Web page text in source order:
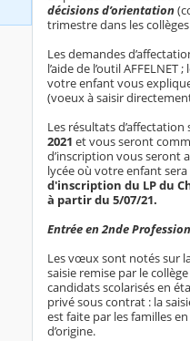
décisions d’orientation
trimestre dans les
Les demandes
l’aide de l’outil AFFELNET
votre enfant vous
(voeux à saisir
Les résultats
2021 et vous seront
d’inscription vous seront
lycée où votre enfant sera
d'inscription du LP du
à partir du 5/07/21.
Entrée en 2nde
Les vœux sont notés sur
saisie remise par le
candidats scolarisés en
privé sous contrat : la
est faite par les familles
d’origine.